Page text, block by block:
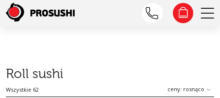
Roll sushi
Wszystkie 62 ceny: rosnąco